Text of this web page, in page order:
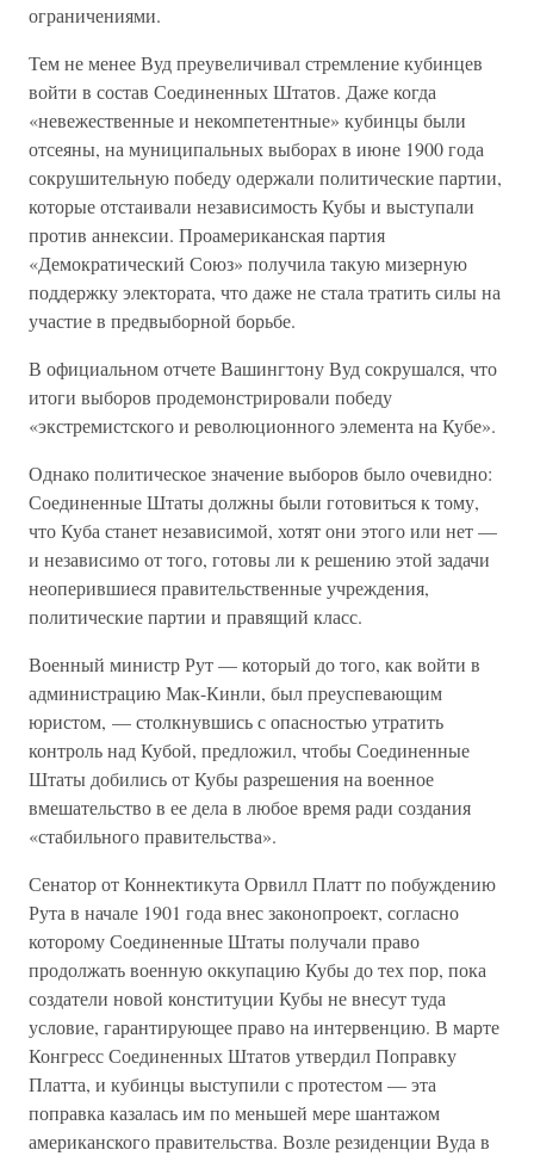
ограничениями.
Тем не менее Вуд преувеличивал стремление кубинцев
войти в состав Соединенных Штатов. Даже когда
«невежественные и некомпетентные» кубинцы были
отсеяны, на муниципальных выборах в июне 1900 года
сокрушительную победу одержали политические партии,
которые отстаивали независимость Кубы и выступали
против аннексии. Проамериканская партия
«Демократический Союз» получила такую мизерную
поддержку электората, что даже не стала тратить силы на
участие в предвыборной борьбе.
В официальном отчете Вашингтону Вуд сокрушался, что
итоги выборов продемонстрировали победу
«экстремистского и революционного элемента на Кубе».
Однако политическое значение выборов было очевидно:
Соединенные Штаты должны были готовиться к тому,
что Куба станет независимой, хотят они этого или нет —
и независимо от того, готовы ли к решению этой задачи
неоперившиеся правительственные учреждения,
политические партии и правящий класс.
Военный министр Рут — который до того, как войти в
администрацию Мак-Кинли, был преуспевающим
юристом, — столкнувшись с опасностью утратить
контроль над Кубой, предложил, чтобы Соединенные
Штаты добились от Кубы разрешения на военное
вмешательство в ее дела в любое время ради создания
«стабильного правительства».
Сенатор от Коннектикута Орвилл Платт по побуждению
Рута в начале 1901 года внес законопроект, согласно
которому Соединенные Штаты получали право
продолжать военную оккупацию Кубы до тех пор, пока
создатели новой конституции Кубы не внесут туда
условие, гарантирующее право на интервенцию. В марте
Конгресс Соединенных Штатов утвердил Поправку
Платта, и кубинцы выступили с протестом — эта
поправка казалась им по меньшей мере шантажом
американского правительства. Возле резиденции Вуда в